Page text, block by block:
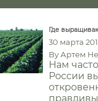
Где
30 марта
By Артем
Нам
России